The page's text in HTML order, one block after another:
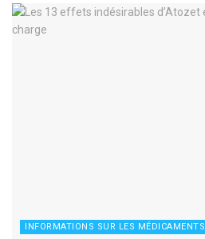
INFORMATIONS SUR LES MÉDICAMENTS